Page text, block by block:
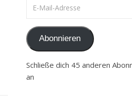
Abonnieren
Schließe dich 45 anderen
an